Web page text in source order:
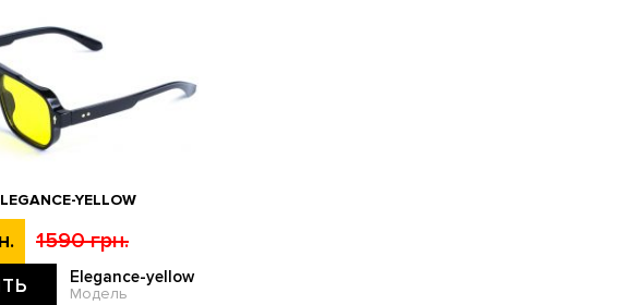
YELLOW
1590 грн.
Elegance-yellow
Модель